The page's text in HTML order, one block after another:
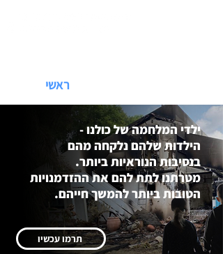
ראשי
ילדי המלחמה של כולנו -
הילדות שלהם נלקחה מהם
בנסיבות הנוראיות ביותר.
מטרתנו לתת להם את ההזדמנויות
הטובות ביותר להמשך חייהם.
תרמו עכשיו